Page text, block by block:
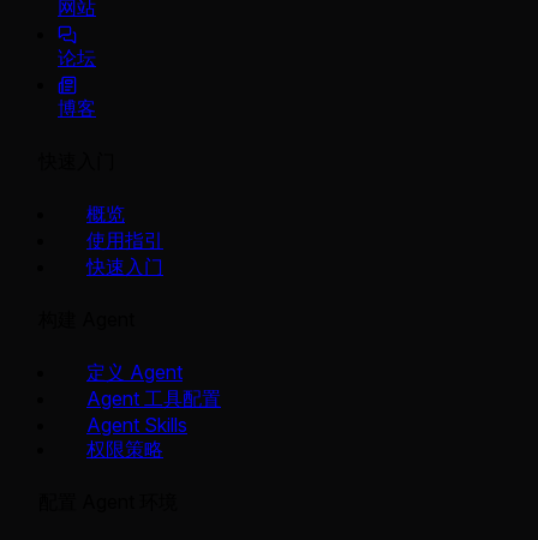
网站
论坛
博客
概览
使用指引
快速入门
定义 Agent
Agent 工具配置
Agent Skills
权限策略